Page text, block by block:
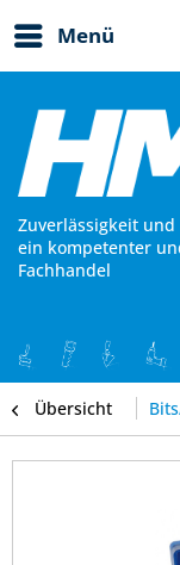
Menü
Zuverlässigkeit
ein kompetenter
Fachhandel
Übersicht